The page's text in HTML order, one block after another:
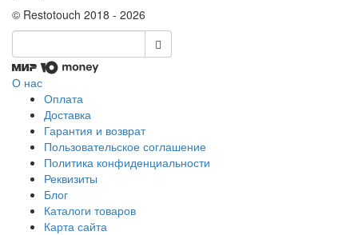
© Restotouch 2018 - 2026
О нас
Оплата
Доставка
Гарантия и возврат
Пользовательское соглашение
Политика конфиденциальности
Реквизиты
Блог
Каталоги товаров
Карта сайта